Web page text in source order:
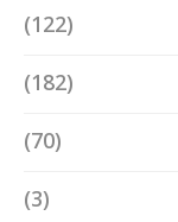
(122)
(182)
(70)
(3)